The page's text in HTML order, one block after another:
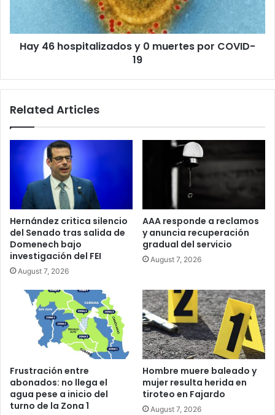
19
Hay 46 hospitalizados y 0 muertes por COVID-
19
Related Articles
Hernández critica silencio
del Senado tras salida de
Domenech bajo
investigación del FEI
August 7, 2026
AAA responde a reclamos
y anuncia recuperación
gradual del servicio
August 7, 2026
Frustración entre
abonados: no llega el
agua pese a inicio del
turno de la Zona 1
Hombre muere baleado y
mujer resulta herida en
tiroteo en Fajardo
August 7, 2026